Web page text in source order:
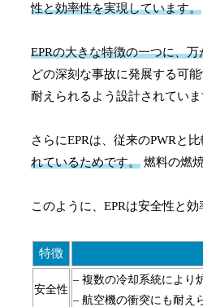
性と効率性を実現しています。
EPRの大きな特徴の一つに、
どの深刻な事故に発展する可
耐えられるよう設計されていま
さらにEPRは、従来のPWRと
れているためです。 燃料の燃
このように、EPRは安全性と
特徴
安全性
– 複数の冷却系統により
– 航空機の衝突にも耐え